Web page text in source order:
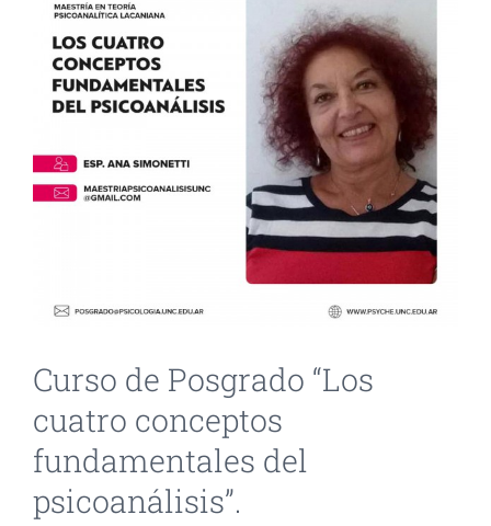
INVESTIGACIÓN Y EVENTOS
TESIS
GALERÍA DE FOTOS
Curso de Posgrado “Los
cuatro conceptos
fundamentales del
psicoanálisis”.